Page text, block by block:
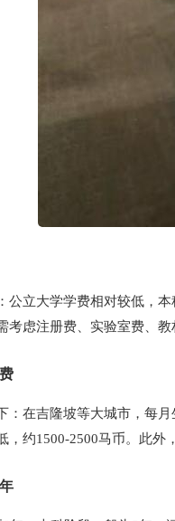
公立大学学费相对较低，
虑注册费、实验室费、教
：在吉隆坡等大城市，每
，约1500-2500马币。此外